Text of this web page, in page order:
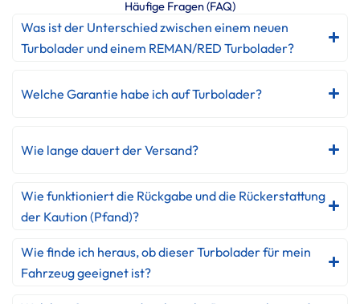
Häufige Fragen (FAQ)
Was ist der Unterschied zwischen einem neuen
Turbolader und einem REMAN/RED Turbolader?
Welche Garantie habe ich auf Turbolader?
Wie lange dauert der Versand?
Wie funktioniert die Rückgabe und die Rückerstattung
der Kaution (Pfand)?
Wie finde ich heraus, ob dieser Turbolader für mein
Fahrzeug geeignet ist?